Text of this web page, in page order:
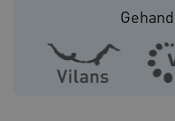
Deze functionele
ervoor dat de
worden altijd
op uw privacy.